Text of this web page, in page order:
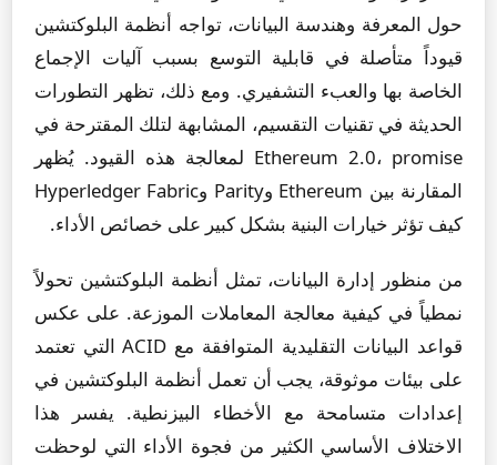
حول المعرفة وهندسة البيانات، تواجه أنظمة البلوكتشين
قيوداً متأصلة في قابلية التوسع بسبب آليات الإجماع
الخاصة بها والعبء التشفيري. ومع ذلك، تظهر التطورات
الحديثة في تقنيات التقسيم، المشابهة لتلك المقترحة في
Ethereum 2.0، promise لمعالجة هذه القيود. يُظهر
المقارنة بين Ethereum وParity وHyperledger Fabric
كيف تؤثر خيارات البنية بشكل كبير على خصائص الأداء.
من منظور إدارة البيانات، تمثل أنظمة البلوكتشين تحولاً
نمطياً في كيفية معالجة المعاملات الموزعة. على عكس
قواعد البيانات التقليدية المتوافقة مع ACID التي تعتمد
على بيئات موثوقة، يجب أن تعمل أنظمة البلوكتشين في
إعدادات متسامحة مع الأخطاء البيزنطية. يفسر هذا
الاختلاف الأساسي الكثير من فجوة الأداء التي لوحظت